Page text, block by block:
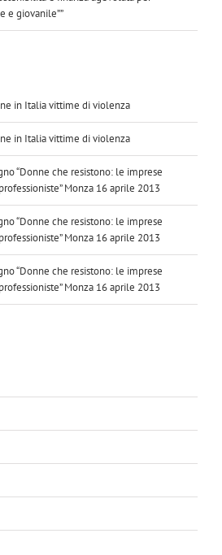
e giovanile””
in Italia vittime di violenza
in Italia vittime di violenza
“Donne che resistono: le imprese
Monza 16 aprile 2013
“Donne che resistono: le imprese
Monza 16 aprile 2013
“Donne che resistono: le imprese
Monza 16 aprile 2013